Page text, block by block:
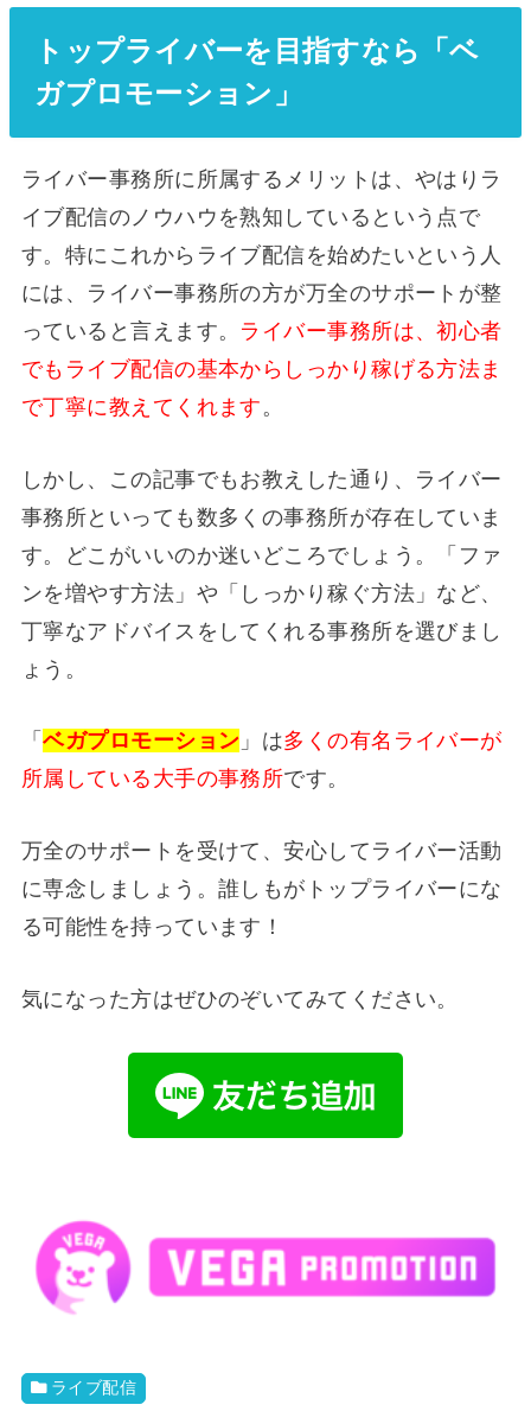
トップライバーを目指すなら「ベ
ガプロモーション」
ライバー事務所に所属するメリットは、やはりラ
イブ配信のノウハウを熟知しているという点で
す。特にこれからライブ配信を始めたいという人
には、ライバー事務所の方が万全のサポートが整
っていると言えます。 ライバー事務所は、初心者
でもライブ配信の基本からしっかり稼げる方法ま
で丁寧に教えてくれます 。
しかし、この記事でもお教えした通り、ライバー
事務所といっても数多くの事務所が存在していま
す。どこがいいのか迷いどころでしょう。「ファ
ンを増やす方法」や「しっかり稼ぐ方法」など、
丁寧なアドバイスをしてくれる事務所を選びまし
ょう。
「ベガプロモーション 」 は多くの有名ライバーが
所属している大手の事務所です。
万全のサポートを受けて、安心してライバー活動
に専念しましょう。誰しもがトップライバーにな
る可能性を持っています！
気になった方はぜひのぞいてみてください。
ライブ配信